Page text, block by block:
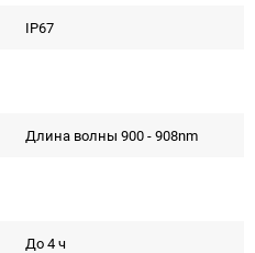
IP67
Длина волны 900 - 908nm
До 4 ч